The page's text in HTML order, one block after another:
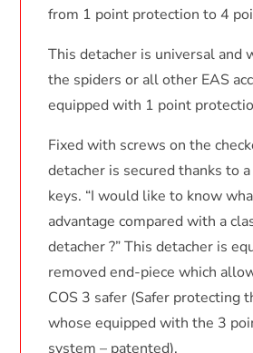
from 1 point protection to 4
This detacher is universal and
the spiders or all other EAS
equipped with 1 point
Fixed with screws on the
detacher is secured thanks to
keys. “I would like to know
advantage compared with a
detacher ?” This detacher is
removed end-piece which
COS 3 safer (Safer protecting
whose equipped with the 3
system – patented).